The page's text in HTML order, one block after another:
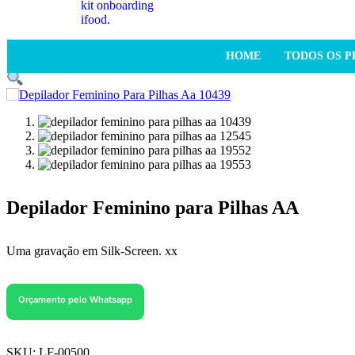
HOME TODOS OS
Depilador Feminino para Pilhas AA
Uma gravação em Silk-Screen. xx
Orçamento pelo Whatsapp
SKU: LF-00500